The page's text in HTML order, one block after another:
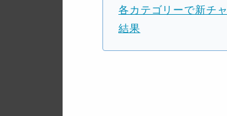
各カテゴリーで新チ
結果